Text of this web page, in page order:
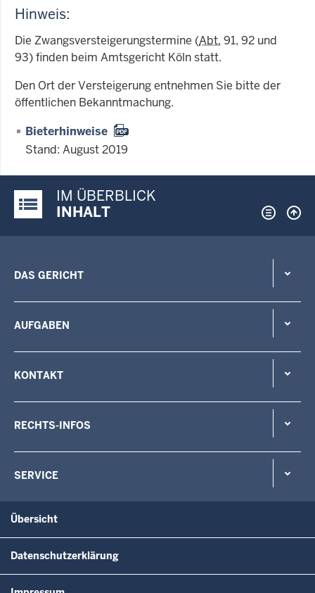
Hinweis:
Die Zwangsversteigerungstermine (Abt. 91, 92 und
93) finden beim Amtsgericht Köln statt.
Den Ort der Versteigerung entnehmen Sie bitte der
öffentlichen Bekanntmachung.
Bieterhinweise
Stand: August 2019
Justiz-Portal im Überblick:
IM ÜBERBLICK
INHALT
DAS GERICHT
AUFGABEN
KONTAKT
RECHTS-INFOS
SERVICE
Übersicht
Datenschutzerklärung